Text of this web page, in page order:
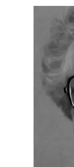
Labar
Biogradu
Moru